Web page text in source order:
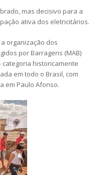
mas decisivo para a
ativa dos eletricitários.
organização dos
por Barragens (MAB)
historicamente
em todo o Brasil, com
em Paulo Afonso.